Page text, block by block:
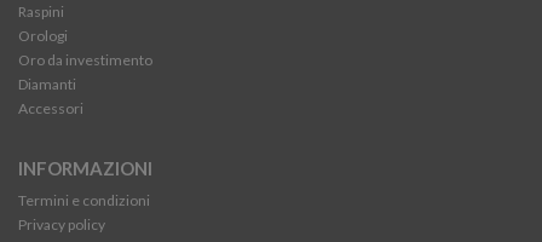
Raspini
Orologi
Oro da investimento
Diamanti
Accessori
INFORMAZIONI
Termini e condizioni
Privacy policy